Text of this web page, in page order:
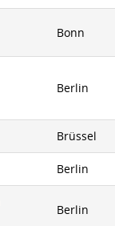
Bonn
Berlin
Brüssel
Berlin
Berlin